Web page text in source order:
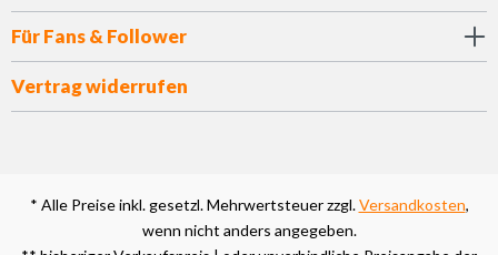
Für Fans & Follower
Vertrag widerrufen
* Alle Preise inkl. gesetzl. Mehrwertsteuer zzgl.Versandkosten,
wenn nicht anders angegeben.